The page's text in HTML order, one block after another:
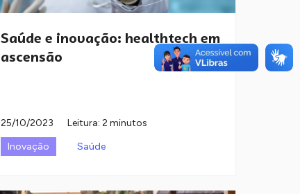
Saúde e inovação: healthtech em
ascensão
25/10/2023
Leitura: 2 minutos
Inovação
Saúde